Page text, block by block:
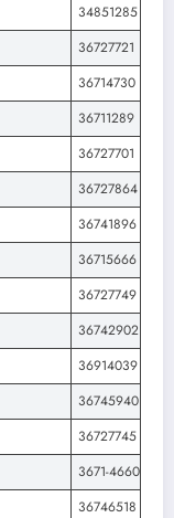
34851285
36727721
36714730
36711289
36727701
36727864
36741896
36715666
36727749
36742902
36914039
36745940
36727745
3671-4660
36746518